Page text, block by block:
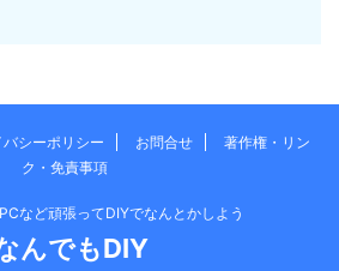
バシーポリシー お問合せ
著作権・リン
ク・免責事項
など頑張ってDIYでなんとかしよう
んでもDIY